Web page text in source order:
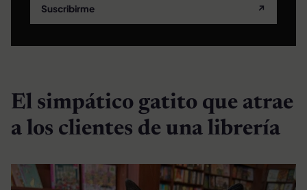
Suscribirme ↗
El simpático gatito que atrae
a los clientes de una librería